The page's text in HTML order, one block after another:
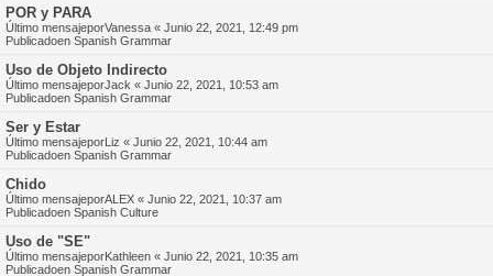
POR y PARA
Último mensajeporVanessa « Junio 22, 2021, 12:49 pm
Publicadoen Spanish Grammar
Uso de Objeto Indirecto
Último mensajeporJack « Junio 22, 2021, 10:53 am
Publicadoen Spanish Grammar
Ser y Estar
Último mensajeporLiz « Junio 22, 2021, 10:44 am
Publicadoen Spanish Grammar
Chido
Último mensajeporALEX « Junio 22, 2021, 10:37 am
Publicadoen Spanish Culture
Uso de "SE"
Último mensajeporKathleen « Junio 22, 2021, 10:35 am
Publicadoen Spanish Grammar